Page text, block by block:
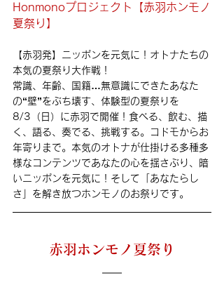
Honmonoプロジェクト【赤羽ホンモノ
夏祭り】
【赤羽発】ニッポンを元気に！オトナたちの
本気の夏祭り大作戦！
常識、年齢、国籍…無意識にできたあなた
の“壁”をぶち壊す、体験型の夏祭りを
8/3（日）に赤羽で開催！食べる、飲む、描
く、語る、奏でる、挑戦する。コドモからお
年寄りまで。本気のオトナが仕掛ける多種多
様なコンテンツであなたの心を揺さぶり、暗
いニッポンを元気に！そして「あなたらし
さ」を解き放つホンモノのお祭りです。
赤羽ホンモノ夏祭り